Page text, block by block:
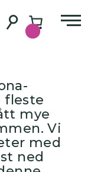
fleste
mye
Vi
med
ned